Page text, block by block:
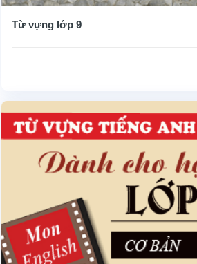
Từ vựng lớp 9